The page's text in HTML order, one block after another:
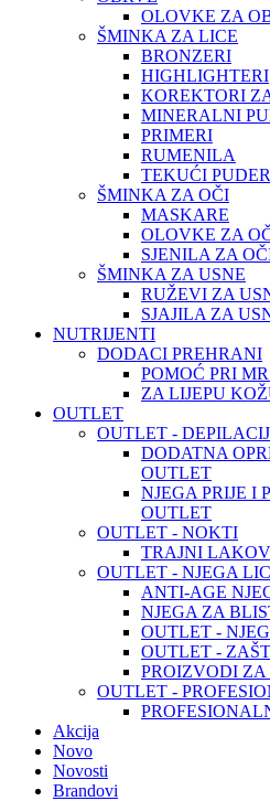
OLOVKE ZA
ŠMINKA ZA LICE
BRONZERI
HIGHLIGHTERI
KOREKTORI
MINERALNI
PRIMERI
RUMENILA
TEKUĆI
ŠMINKA ZA OČI
MASKARE
OLOVKE ZA
SJENILA ZA
ŠMINKA ZA USNE
RUŽEVI ZA
SJAJILA ZA
NUTRIJENTI
DODACI PREHRANI
POMOĆ PRI
ZA LIJEPU
OUTLET
OUTLET -
DODATNA
OUTLET
NJEGA PRIJE I
OUTLET
OUTLET - NOKTI
TRAJNI
OUTLET - NJEGA
ANTI-AGE
NJEGA ZA
OUTLET -
OUTLET -
PROIZVODI ZA
OUTLET -
Akcija
Novo
Novosti
Brandovi